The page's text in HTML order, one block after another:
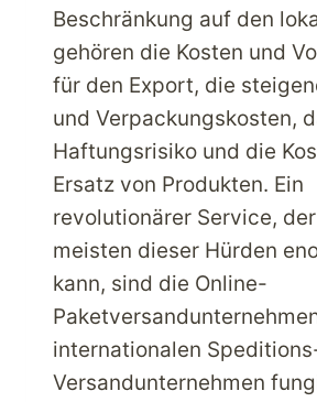
Beschränkung auf den
gehören die Kosten und
für den Export, die
und Verpackungskosten,
Haftungsrisiko und die
Ersatz von Produkten. Ein
revolutionärer Service,
meisten dieser Hürden
kann, sind die Online-
internationalen
Versandunternehmen